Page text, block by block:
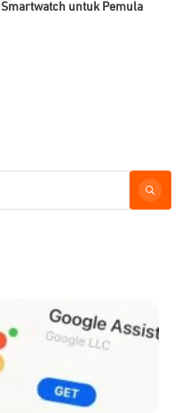
untuk Pemula